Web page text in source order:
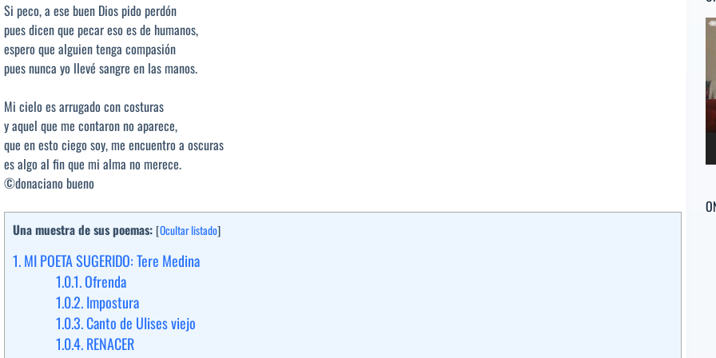
Si peco, a ese buen Dios pido perdón
pues dicen que pecar eso es de humanos,
espero que alguien tenga compasión
pues nunca yo llevé sangre en las manos.
Mi cielo es arrugado con costuras
y aquel que me contaron no aparece,
que en esto ciego soy, me encuentro a oscuras
es algo al fin que mi alma no merece.
©donaciano bueno
Una muestra de sus poemas: [Ocultar listado]
1.MI POETA SUGERIDO: Tere Medina
1.0.1.Ofrenda
1.0.2.Impostura
1.0.3.Canto de Ulises viejo
1.0.4.RENACER